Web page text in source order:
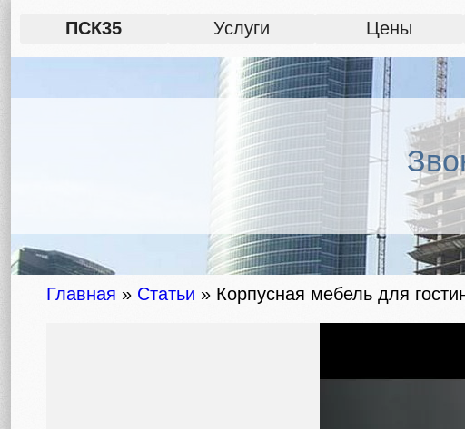
ПСК35 Услуги Цены
Главная » Статьи » Корпусная мебель для